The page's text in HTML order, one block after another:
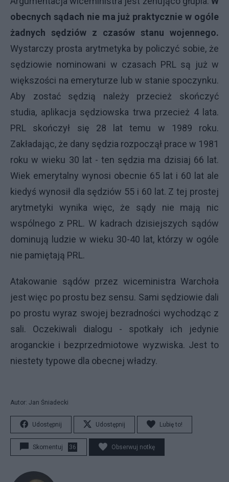
obecnych sądach nie ma już praktycznie w ogóle
żadnych sędziów z czasów stanu wojennego.
Wystarczy prosta arytmetyka by policzyć sobie, że
sędziowie nominowani w czasach PRL są już w
większości na emeryturze lub w stanie spoczynku.
Aby zostać sędzią należy przecież skończyć
studia, aplikacja sędziowska trwa przecież 4 lata.
PRL skończył się 28 lat temu w 1989 roku.
Zakładając, że dany sędzia rozpoczął prace w 1981
roku w wieku 30 lat - ten sędzia ma dzisiaj 66 lat.
Wiek emerytalny wynosi obecnie 65 lat i 60 lat ale
kiedyś wynosił dla sędziów 55 i 60 lat. Z tej prostej
arytmetyki wynika więc, że sądy nie mają nic
wspólnego z PRL. W kadrach dzisiejszych sądów
dominują ludzie w wieku 30-40 lat, którzy w ogóle
nie pamiętają PRL.
Atakowanie sądów przez wiceministra Warchoła
jest więc po prostu bez sensu. Sami sędziowie dali
po prostu wyraz swojej bezradności wychodząc z
sali. Oczekiwali dialogu - spotkały ich jedynie
aroganckie i bezprzedmiotowe wyzwiska. Jest to
niestety typowe dla obecnej władzy.
Autor: Jan Śniadecki
Udostępnij Udostępnij Lubię to!
Skomentuj 36 Obserwuj notkę